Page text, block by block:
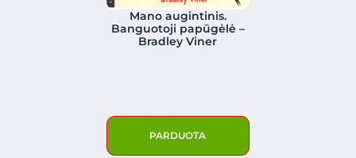
Mano augintinis.
Banguotoji papūgėlė –
Bradley Viner
PARDUOTA